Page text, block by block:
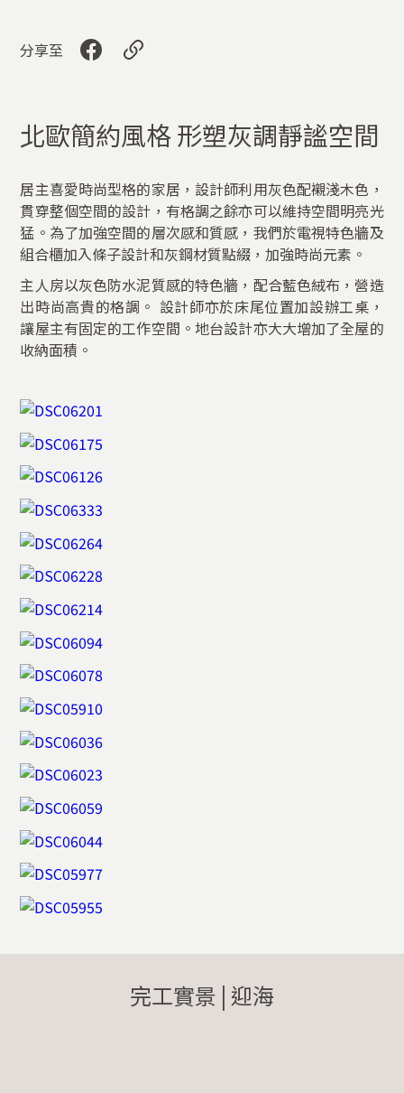
分享至
北歐簡約風格 形塑灰調靜謐空間
居主喜愛時尚型格的家居，設計師利用灰色配襯淺木色，
貫穿整個空間的設計，有格調之餘亦可以維持空間明亮光
猛。為了加強空間的層次感和質感，我們於電視特色牆及
組合櫃加入條子設計和灰鋼材質點綴，加強時尚元素。
主人房以灰色防水泥質感的特色牆，配合藍色絨布，營造
出時尚高貴的格調。 設計師亦於床尾位置加設辦工桌，
讓屋主有固定的工作空間。地台設計亦大大增加了全屋的
收納面積。
完工實景 | 迎海